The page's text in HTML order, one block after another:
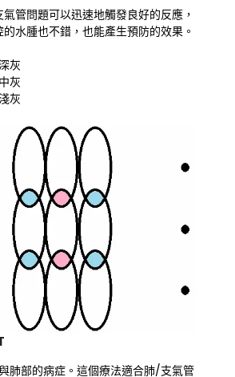
管問題可以迅速地觸發良好的反應，
水腫也不錯，也能產生預防的效果。
灰
灰
灰
肺部的病症。這個療法適合肺/支氣管